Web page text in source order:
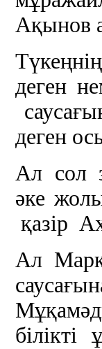
Ақынов
деген
деген
Ал сол
әке
қазір
Ал